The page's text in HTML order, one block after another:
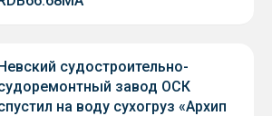
судостроительно-
завод ОСК
на воду сухогруз «Архип